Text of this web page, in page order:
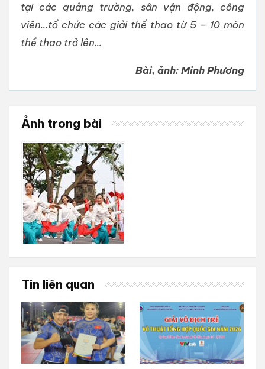
tại các quảng trường, sân vận động, công
viên…tổ chức các giải thể thao từ 5 – 10 môn
thể thao trở lên…
Bài, ảnh: Minh Phương
Ảnh trong bài
Tin liên quan